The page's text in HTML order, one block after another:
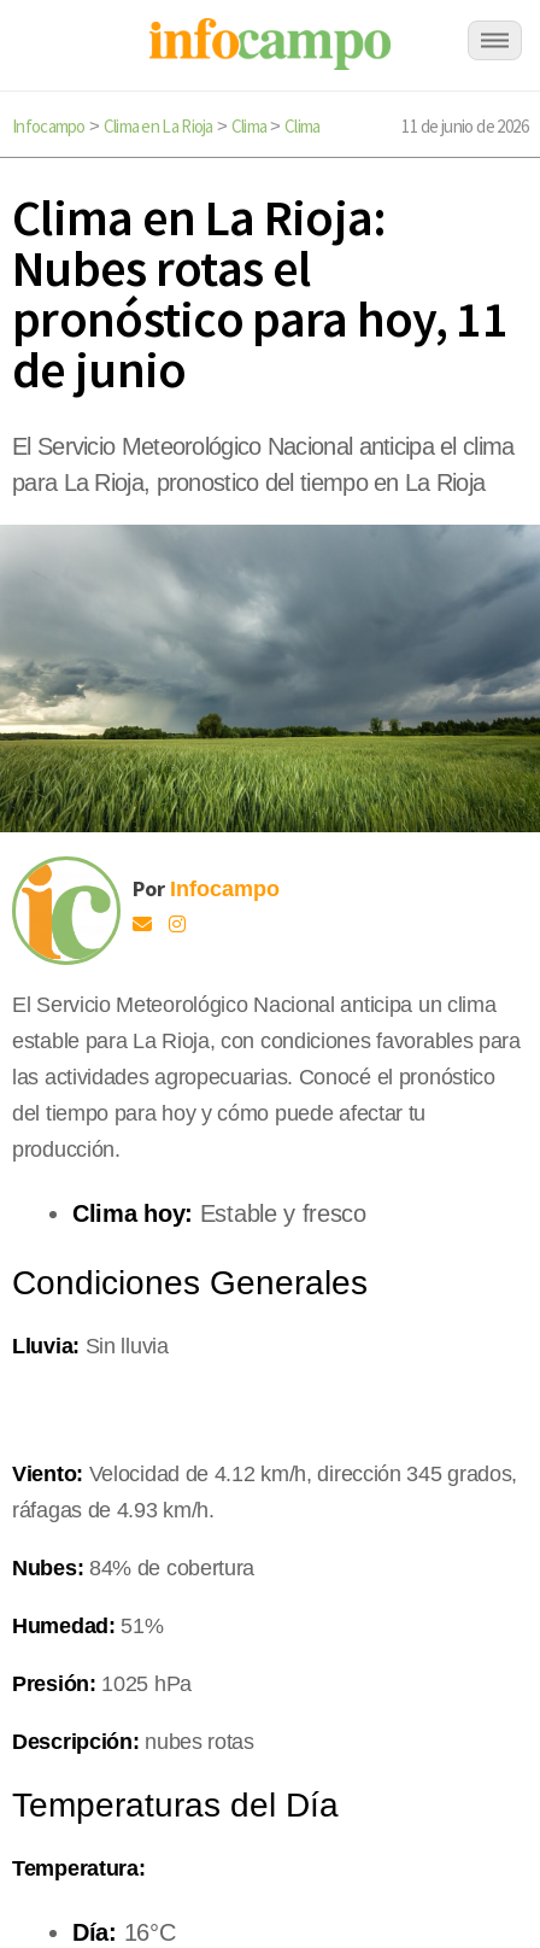
Infocampo > Clima en La Rioja > Clima>Clima 11 de junio de 2026
Clima en La Rioja:
Nubes rotas el
pronóstico para hoy, 11
de junio
El Servicio Meteorológico Nacional anticipa el clima
para La Rioja, pronostico del tiempo en La Rioja
Por Infocampo
El Servicio Meteorológico Nacional anticipa un clima
estable para La Rioja, con condiciones favorables para
las actividades agropecuarias. Conocé el pronóstico
del tiempo para hoy y cómo puede afectar tu
producción.
Clima hoy: Estable y fresco
Condiciones Generales
Lluvia: Sin lluvia
Viento: Velocidad de 4.12 km/h, dirección 345 grados,
ráfagas de 4.93 km/h.
Nubes: 84% de cobertura
Humedad: 51%
Presión: 1025 hPa
Descripción: nubes rotas
Temperaturas del Día
Temperatura:
Día: 16°C